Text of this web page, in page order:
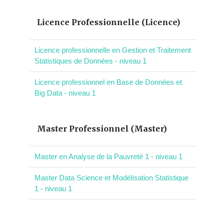
Licence Professionnelle (Licence)
Licence professionnelle en Gestion et Traitement
Statistiques de Données - niveau 1
Licence professionnel en Base de Données et
Big Data - niveau 1
Master Professionnel (Master)
Master en Analyse de la Pauvreté 1 - niveau 1
Master Data Science et Modélisation Statistique
1 - niveau 1